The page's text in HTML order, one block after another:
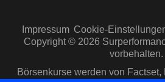
Impressum Cookie-
Copyright © 2026
vorbehalten.
Börsenkurse werden von